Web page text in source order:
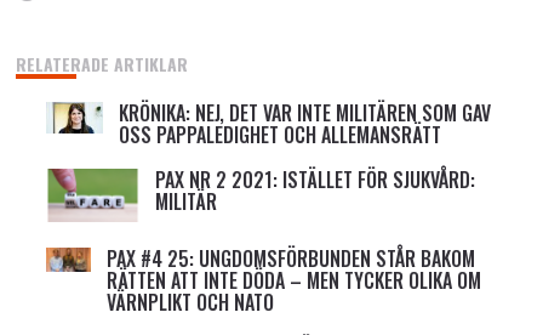
RELATERADE ARTIKLAR
KRÖNIKA: NEJ, DET VAR INTE MILITÄREN SOM GAV
OSS PAPPALEDIGHET OCH ALLEMANSRÄTT
PAX NR 2 2021: ISTÄLLET FÖR SJUKVÅRD:
MILITÄR
PAX #4 25: UNGDOMSFÖRBUNDEN STÅR BAKOM
RÄTTEN ATT INTE DÖDA – MEN TYCKER OLIKA OM
VÄRNPLIKT OCH NATO